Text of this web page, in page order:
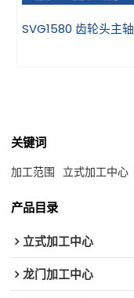
SVG1580 齿轮头主轴
关键词
加工范围 立式加工中心
产品目录
立式加工中心
龙门加工中心